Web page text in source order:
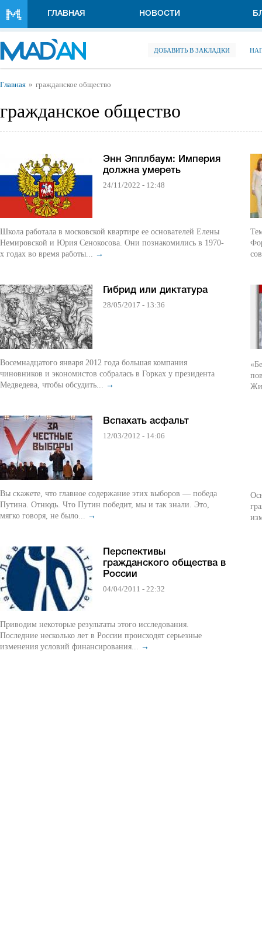
ГЛАВНАЯ НОВОСТИ
ДОБАВИТЬ В ЗАКЛАДКИ
Вы здесь
Главная гражданское общество
гражданское общество
Энн Эпплбаум: Империя
должна умереть
24/11/2022 - 12:48
Школа работала в московской квартире ее основателей Елены
Немировской и Юрия Сенокосова. Они познакомились в 1970-
х годах во время работы... →
Гибрид или диктатура
28/05/2017 - 13:36
Восемнадцатого января 2012 года большая компания
чиновников и экономистов собралась в Горках у президента
Медведева, чтобы обсудить... →
Вспахать асфальт
12/03/2012 - 14:06
Вы скажете, что главное содержание этих выборов — победа
Путина. Отнюдь. Что Путин победит, мы и так знали. Это,
мягко говоря, не было... →
Перспективы
гражданского общества в
России
04/04/2011 - 22:32
Приводим некоторые результаты этого исследования.
Последние несколько лет в России происходят серьезные
изменения условий финансирования... →